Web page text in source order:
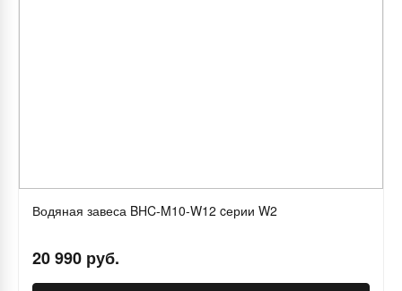
Водяная завеса BHC-M10-W12 cерии W2
20 990 руб.